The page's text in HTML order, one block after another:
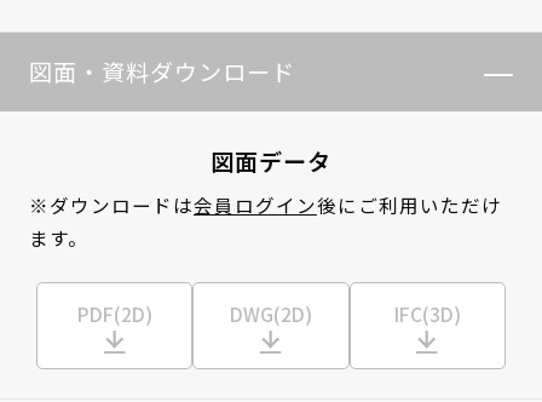
図面・資料ダウンロード
図面データ
※ダウンロードは会員ログイン後にご利用いただけ
ます。
PDF(2D) DWG(2D) IFC(3D)